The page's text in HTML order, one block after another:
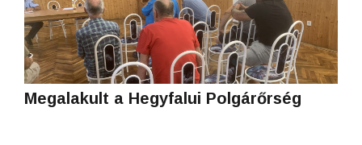
Megalakult a Hegyfalui Polgárőrség